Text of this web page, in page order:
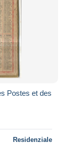
Postes et des
Residenziale